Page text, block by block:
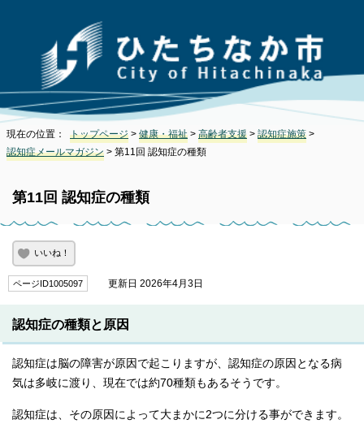
現在の位置： トップページ > 健康・福祉 > 高齢者支援 > 認知症施策 >
認知症メールマガジン > 第11回 認知症の種類
第11回 認知症の種類
いいね！
ページID1005097 更新日 2026年4月3日
認知症の種類と原因
認知症は脳の障害が原因で起こりますが、認知症の原因となる病
気は多岐に渡り、現在では約70種類もあるそうです。
認知症は、その原因によって大まかに2つに分ける事ができます。